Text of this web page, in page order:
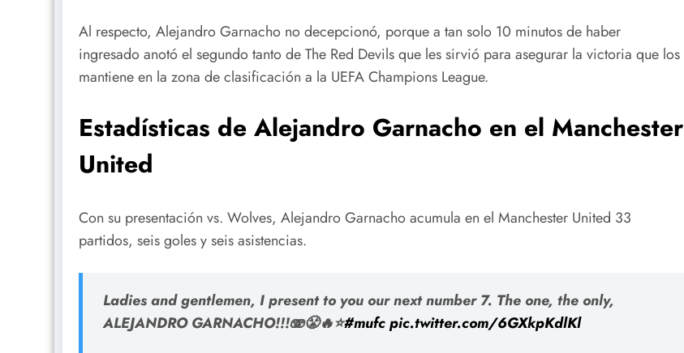
Al respecto, Alejandro Garnacho no decepcionó, porque a tan solo 10 minutos de haber
ingresado anotó el segundo tanto de The Red Devils que les sirvió para asegurar la victoria que los
mantiene en la zona de clasificación a la UEFA Champions League.
Estadísticas de Alejandro Garnacho en el Manchester
United
Con su presentación vs. Wolves, Alejandro Garnacho acumula en el Manchester United 33
partidos, seis goles y seis asistencias.
Ladies and gentlemen, I present to you our next number 7. The one, the only,
ALEJANDRO GARNACHO!!!🫨😤🔥⭐️#mufcpic.twitter.com/6GXkpKdlKl